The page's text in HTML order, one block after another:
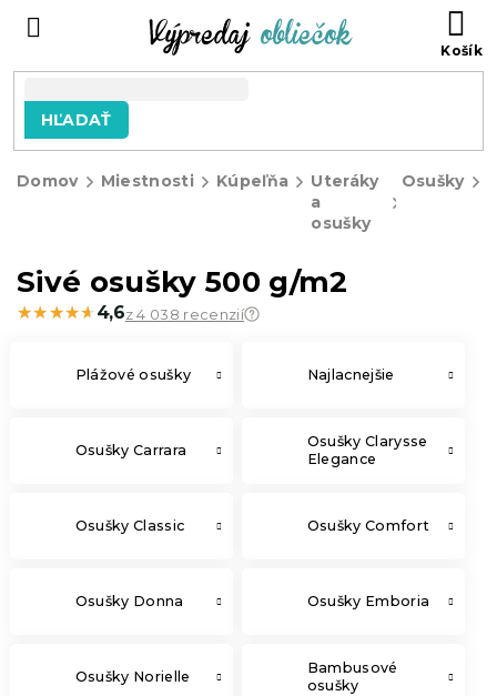
HĽADAŤ
Domov Miestnosti Kúpeľňa
Uteráky
a
osušky
Osušky
Sivé osušky 500 g/m2
★★★★★
★★★★★ 4,6z 4 038 recenzií
Plážové osušky Najlacnejšie
Osušky Carrara
Osušky Clarysse
Elegance
Osušky Classic Osušky Comfort
Osušky Donna Osušky Emboria
Osušky Norielle
Bambusové
osušky